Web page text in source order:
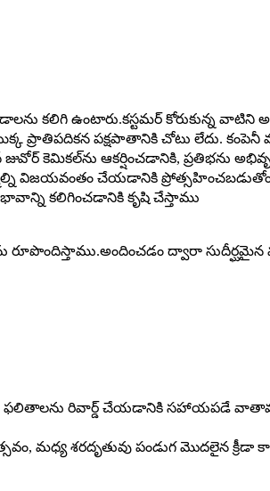
కలిగి ఉంటారు.కస్టమర్ కోరుకున్న
పక్షపాతానికి చోటు లేదు. కంపెనీ
కెమికల్‌ను ఆకర్షించడానికి, ప్రతిభను
విజయవంతం చేయడానికి
కలిగించడానికి కృషి చేస్తాము
రూపొందిస్తాము.అందించడం ద్వారా
ఫలితాలను రివార్డ్ చేయడానికి సహాయపడే
శరదృతువు పండుగ మొదలైన క్రీడా